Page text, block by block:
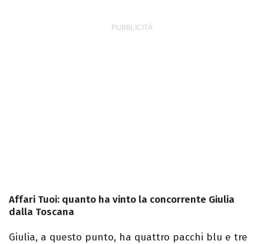
Affari Tuoi: quanto ha vinto la concorrente Giulia
dalla Toscana
Giulia, a questo punto, ha quattro pacchi blu e tre